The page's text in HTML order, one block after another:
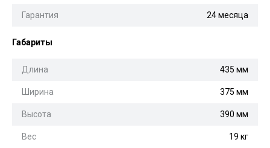
Гарантия 24 месяца
Габариты
Длина 435 мм
Ширина 375 мм
Высота 390 мм
Вес 19 кг